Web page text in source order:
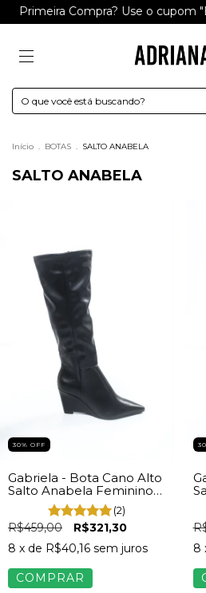
Primeira Compra? Use o cupom
Início . BOTAS . SALTO ANABELA
SALTO ANABELA
30% OFF
Gabriela - Bota Cano Alto
Salto Anabela Feminino
Napa Preto
(2)
R$459,00
R$321,30
8 x de R$40,16 sem juros
COMPRAR
8